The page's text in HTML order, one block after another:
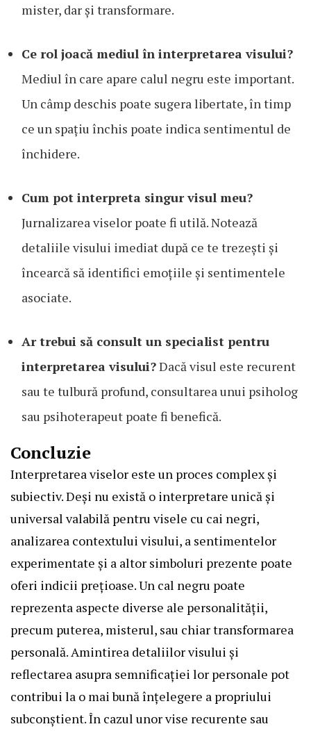
mister, dar și transformare.
Ce rol joacă mediul în interpretarea visului?
Mediul în care apare calul negru este important.
Un câmp deschis poate sugera libertate, în timp
ce un spațiu închis poate indica sentimentul de
închidere.
Cum pot interpreta singur visul meu?
Jurnalizarea viselor poate fi utilă. Notează
detaliile visului imediat după ce te trezești și
încearcă să identifici emoțiile și sentimentele
asociate.
Ar trebui să consult un specialist pentru
interpretarea visului?Dacă visul este recurent
sau te tulbură profund, consultarea unui psiholog
sau psihoterapeut poate fi benefică.
Concluzie
Interpretarea viselor este un proces complex și
subiectiv. Deși nu există o interpretare unică și
universal valabilă pentru visele cu cai negri,
analizarea contextului visului, a sentimentelor
experimentate și a altor simboluri prezente poate
oferi indicii prețioase. Un cal negru poate
reprezenta aspecte diverse ale personalității,
precum puterea, misterul, sau chiar transformarea
personală. Amintirea detaliilor visului și
reflectarea asupra semnificației lor personale pot
contribui la o mai bună înțelegere a propriului
subconștient. În cazul unor vise recurente sau